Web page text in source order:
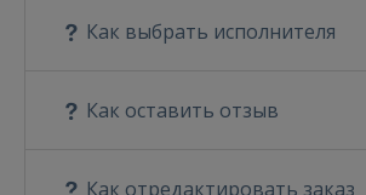
Как выбрать исполнителя
Как оставить отзыв
Как отредактировать заказ